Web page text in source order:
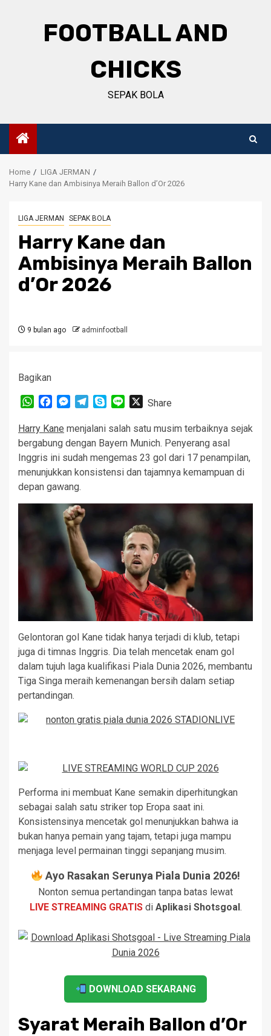
FOOTBALL AND
CHICKS
SEPAK BOLA
Home
LIGA JERMAN
Harry Kane dan Ambisinya Meraih Ballon d’Or 2026
LIGA JERMAN SEPAK BOLA
Harry Kane dan
Ambisinya Meraih Ballon
d’Or 2026
9 bulan ago adminfootball
Bagikan
WhatsApp
FacebookMessenger
TelegramSkypeLine XShare
Harry Kane menjalani salah satu musim terbaiknya sejak
bergabung dengan Bayern Munich. Penyerang asal
Inggris ini sudah mengemas 23 gol dari 17 penampilan,
menunjukkan konsistensi dan tajamnya kemampuan di
depan gawang.
Gelontoran gol Kane tidak hanya terjadi di klub, tetapi
juga di timnas Inggris. Dia telah mencetak enam gol
dalam tujuh laga kualifikasi Piala Dunia 2026, membantu
Tiga Singa meraih kemenangan bersih dalam setiap
pertandingan.
Performa ini membuat Kane semakin diperhitungkan
sebagai salah satu striker top Eropa saat ini.
Konsistensinya mencetak gol menunjukkan bahwa ia
bukan hanya pemain yang tajam, tetapi juga mampu
menjaga level permainan tinggi sepanjang musim.
Ayo Rasakan Serunya Piala Dunia 2026!
Nonton semua pertandingan tanpa batas lewat
LIVE STREAMING GRATISdi Aplikasi Shotsgoal.
DOWNLOAD SEKARANG
Syarat Meraih Ballon d’Or